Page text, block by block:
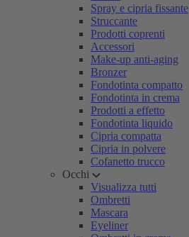
Spray e cipria fissante
Struccante
Prodotti coprenti
Accessori
Make-up anti-aging
Bronzer
Fondotinta compatto
Fondotinta in crema
Prodotti a effetto
Fondotinta liquido
Cipria compatta
Cipria in polvere
Cofanetto trucco
Occhi
Visualizza tutti
Ombretti
Mascara
Eyeliner